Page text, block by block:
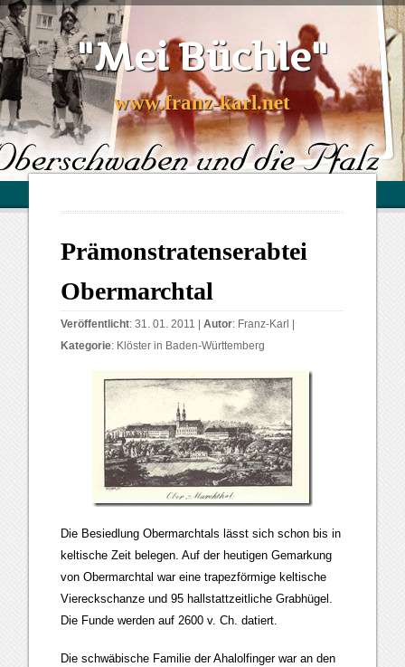
"Mei Büchle"
www.franz-karl.net
Prämonstratenserabtei
Obermarchtal
Veröffentlicht: 31. 01. 2011 |Autor: Franz-Karl
Kategorie: Klöster in Baden-Württemberg
Die Besiedlung Obermarchtals lässt sich schon bis in
keltische Zeit belegen. Auf der heutigen Gemarkung
von Obermarchtal war eine trapezförmige keltische
Viereckschanze und 95 hallstattzeitliche Grabhügel.
Die Funde werden auf 2600 v. Ch. datiert.
Die schwäbische Familie der Ahalolfinger war an den